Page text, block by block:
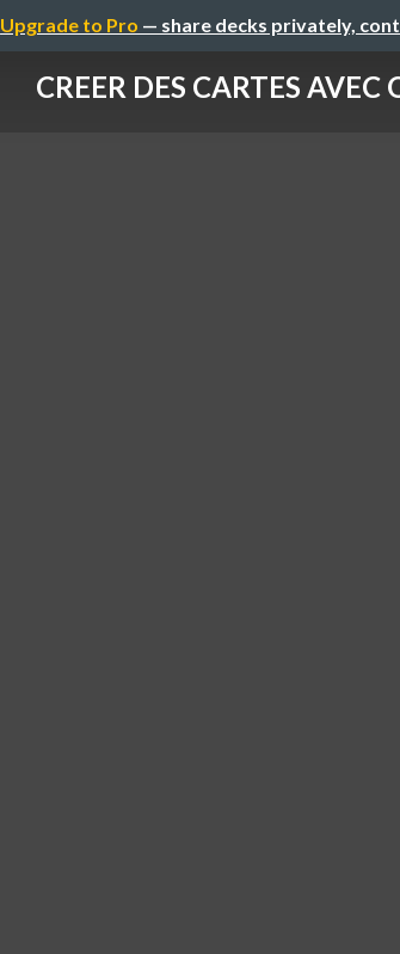
Upgrade to Pro — share decks privately,
CREER DES CARTES AVEC